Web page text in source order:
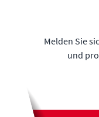
Melden Sie
und